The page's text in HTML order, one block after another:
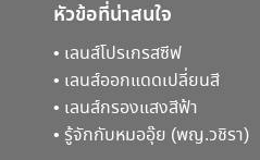
หัวข้อที่น่าสนใจ
• เลนส์โปรเกรสซีฟ
• เลนส์ออกแดดเปลี่ยนสี
• เลนส์กรองแสงสีฟ้า
• รู้จักกับหมออุ๊ย (พญ.วชิรา)